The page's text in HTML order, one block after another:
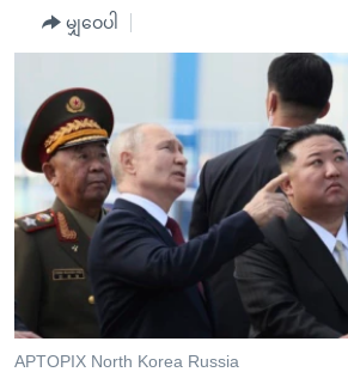
ကြည့်
ပင်မ
ညွန်း
စာမျက်နှာ
ကျော်
ကြည့်
အစ္စရေး-ပါလက်စတိုင်း
အင်္ဂလိပ်စာလေ့လာမယ်
အမေရိကန်သုံးအီဒီယံ
မကြေးမုံရဲ့ အင်္ဂလိပ်စာ
ရုပ်ရှင်ထဲက အင်္ဂလိပ်စာ
သုတပဒေသာ အင်္ဂလိပ်စာ
အပတ်စဉ်ကဏ္ဍများ
ရေဒီယို
တီဗွီ
ရေဒီယိုနှင့်ရုပ်သံ အချက်အလက်များ
ရေဒီယို/တီဗွီအစီအစဉ်
Learning English
ဗွီအိုအေ လူမှုကွန်ယက်များ
မျှဝေပါ
APTOPIX North Korea Russia